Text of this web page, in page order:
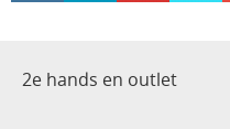
2e hands en outlet